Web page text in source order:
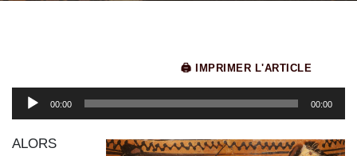
🖨 IMPRIMER L'ARTICLE
Lecteur
audio
00:00 00:00
ALORS